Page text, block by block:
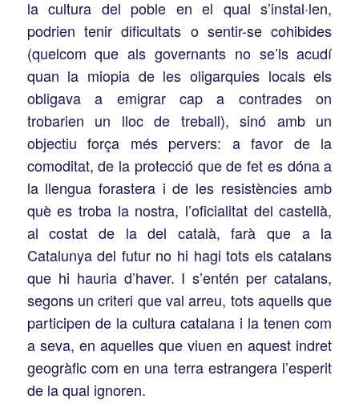
la cultura del poble en el qual s’instal·len,
podrien tenir dificultats o sentir-se cohibides
(quelcom que als governants no se’ls acudí
quan la miopia de les oligarquies locals els
obligava a emigrar cap a contrades on
trobarien un lloc de treball), sinó amb un
objectiu força més pervers: a favor de la
comoditat, de la protecció que de fet es dóna a
la llengua forastera i de les resistències amb
què es troba la nostra, l’oficialitat del castellà,
al costat de la del català, farà que a la
Catalunya del futur no hi hagi tots els catalans
que hi hauria d’haver. I s’entén per catalans,
segons un criteri que val arreu, tots aquells que
participen de la cultura catalana i la tenen com
a seva, en aquelles que viuen en aquest indret
geogràfic com en una terra estrangera l’esperit
de la qual ignoren.